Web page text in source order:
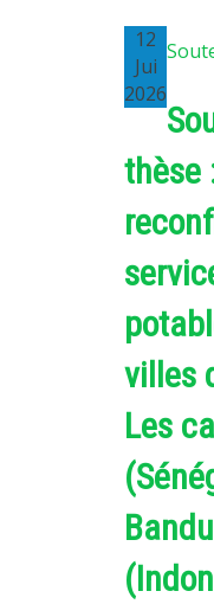
12
Jui
2026
thèse
villes
Les